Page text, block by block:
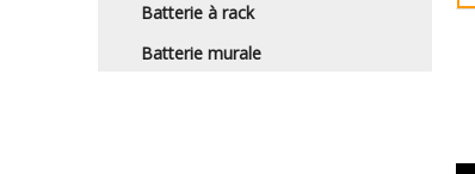
Batterie à rack
Batterie murale